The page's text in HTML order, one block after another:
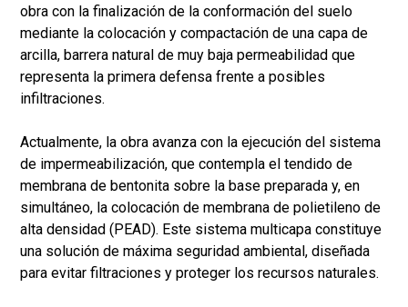
obra con la finalización de la conformación del suelo
mediante la colocación y compactación de una capa de
arcilla, barrera natural de muy baja permeabilidad que
representa la primera defensa frente a posibles
infiltraciones.
Actualmente, la obra avanza con la ejecución del sistema
de impermeabilización, que contempla el tendido de
membrana de bentonita sobre la base preparada y, en
simultáneo, la colocación de membrana de polietileno de
alta densidad (PEAD). Este sistema multicapa constituye
una solución de máxima seguridad ambiental, diseñada
para evitar filtraciones y proteger los recursos naturales.